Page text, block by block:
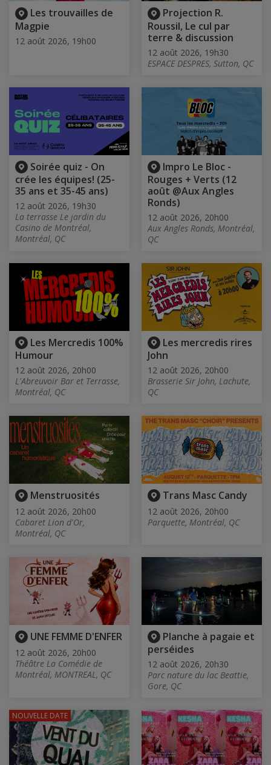
Les trouvailles de
Magpie
12 août 2026, 19h00
Projection R.
Roussil, Le cul par
terre & discussion
12 août 2026, 19h30
ESPACE DESPRES, Sutton, QC
Soirée quiz - On
crée les équipes! (25-
35 ans et 35-45 ans)
12 août 2026, 19h30
La terrasse Le jardin du
Casino de Montréal,
Montréal, QC
Impro Le Bloc -
Rouges + Verts (12
août @Aux Angles
Ronds)
12 août 2026, 20h00
Aux Angles Ronds, Montréal,
QC
Les Mercredis 100%
Humour
12 août 2026, 20h00
L'Abreuvoir Bar et Terrasse,
Montréal, QC
Les mercredis rires
John
12 août 2026, 20h00
Brasserie Sir John, Lachute,
QC
Menstruosités
12 août 2026, 20h00
Cabaret Lion d'Or,
Montréal, QC
Trans Masc Candy
12 août 2026, 20h00
Parquette, Montréal, QC
UNE FEMME D'ENFER
12 août 2026, 20h00
Théâtre La Comédie de
Montréal, MONTREAL, QC
Planche à pagaie et
perséides
12 août 2026, 20h30
Parc nature du lac Beattie,
Gore, QC
NOUVELLE DATE